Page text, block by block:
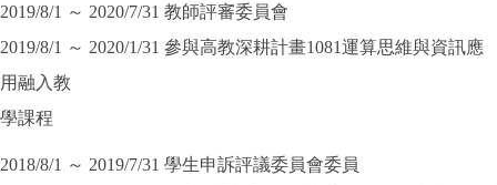
2019/8/1 ～ 2020/7/31 教師評審委員會
2019/8/1 ～ 2020/1/31 參與高教深耕計畫1081運算思維與資訊應
用融入教
學課程
2018/8/1 ～ 2019/7/31 學生申訴評議委員會委員